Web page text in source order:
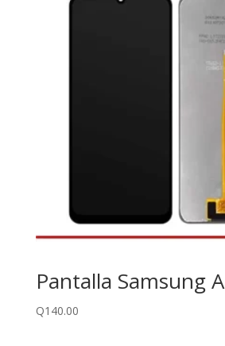
Pantalla Samsung
Q140.00